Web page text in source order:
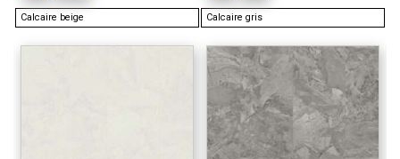
Calcaire beige Calcaire gris